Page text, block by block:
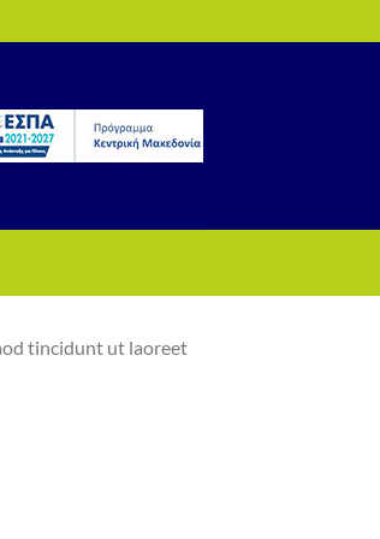
tincidunt ut laoreet